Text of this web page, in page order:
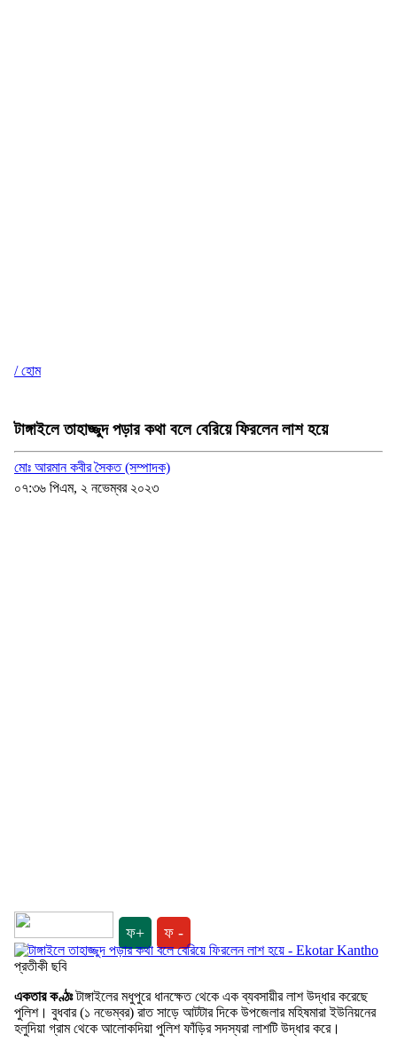
/ হোম
টাঙ্গাইলে তাহাজ্জুদ পড়ার কথা বলে বেরিয়ে ফিরলেন লাশ হয়ে
মোঃ আরমান কবীর সৈকত (সম্পাদক)
০৭:৩৬ পিএম, ২ নভেম্বর ২০২৩
ফ+ ফ -
প্রতীকী ছবি
একতার কণ্ঠঃটাঙ্গাইলের মধুপুরে ধানক্ষেত থেকে এক ব্যবসায়ীর লাশ উদ্ধার করেছে
পুলিশ। বুধবার (১ নভেম্বর) রাত সাড়ে আটটার দিকে উপজেলার মহিষমারা ইউনিয়নের
হলুদিয়া গ্রাম থেকে আলোকদিয়া পুলিশ ফাঁড়ির সদস্যরা লাশটি উদ্ধার করে।